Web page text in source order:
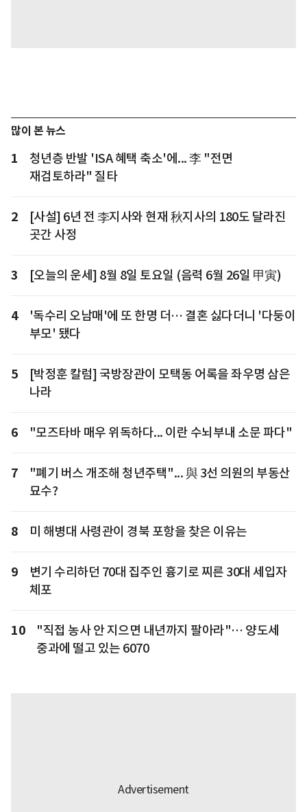
많이 본 뉴스
1
청년층 반발 'ISA 혜택 축소'에... 李 "전면
재검토하라" 질타
2
[사설] 6년 전 李지사와 현재 秋지사의 180도 달라진
곳간 사정
3 [오늘의 운세] 8월 8일 토요일 (음력 6월 26일 甲寅)
4
'독수리 오남매'에 또 한명 더… 결혼 싫다더니 '다둥이
부모' 됐다
5
[박정훈 칼럼] 국방장관이 모택동 어록을 좌우명 삼은
나라
6 "모즈타바 매우 위독하다... 이란 수뇌부내 소문 파다"
7
"폐기 버스 개조해 청년주택"... 與 3선 의원의 부동산
묘수?
8 미 해병대 사령관이 경북 포항을 찾은 이유는
9
변기 수리하던 70대 집주인 흉기로 찌른 30대 세입자
체포
10
"직접 농사 안 지으면 내년까지 팔아라"… 양도세
중과에 떨고 있는 6070